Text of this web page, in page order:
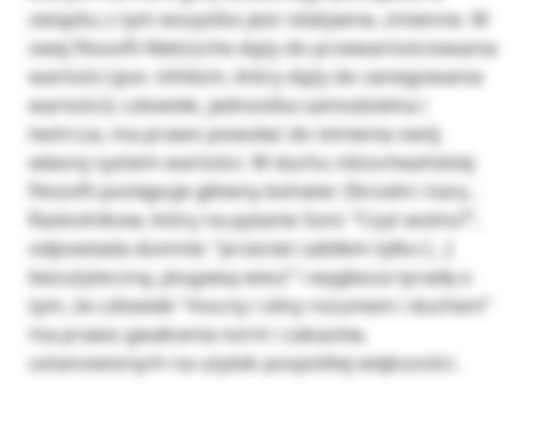
związku z tym wszystko jest relatywne, zmienne. W
swej filozofii Nietzsche dąży do przewartościowania
wartości (por. nihilizm, który dąży do zanegowania
wartości); człowiek, jednostka samodzielna i
twórcza, ma prawo powołać do istnienia swój
własny system wartości. W duchu nitzscheańskiej
filozofii postępuje główny bohater Zbrodni i kary ,
Raskolnikow, który na pytanie Soni: “Czyż wolno?”,
odpowiada dumnie: “przecież zabiłem tylko […]
bezużyteczną, plugawą wesz” i wygłasza tyradę o
tym, że człowiek “mocny i silny rozumem i duchem”
ma prawo gwałcenia norm i zakazów,
ustanowionych na użytek pospolitej większości.